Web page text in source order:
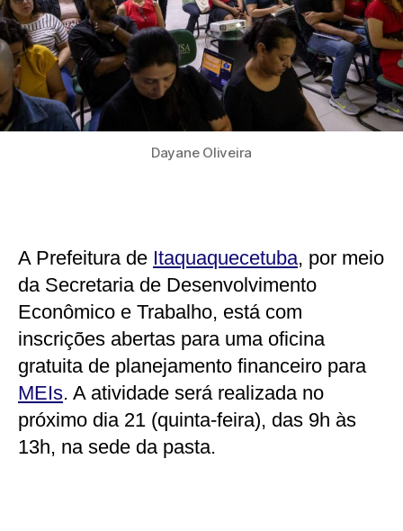
Dayane Oliveira
A Prefeitura de Itaquaquecetuba, por meio
da Secretaria de Desenvolvimento
Econômico e Trabalho, está com
inscrições abertas para uma oficina
gratuita de planejamento financeiro para
MEIs. A atividade será realizada no
próximo dia 21 (quinta-feira), das 9h às
13h, na sede da pasta.